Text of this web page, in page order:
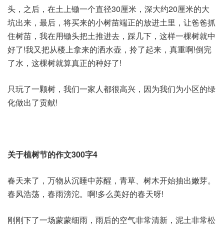
头，之后，在土上锄一个直径30厘米，深大约20厘米的大
坑出来，最后，将买来的小树苗端正的放进土里，让爸爸抓
住树苗，我在用锄头把土推进去，踩几下，这样一棵树就中
好了!我又把从楼上拿来的洒水壶，拎了起来，真重啊!倒完
了水，这棵树就算真正的种好了!
只玩了一颗树，我们一家人都很高兴，因为我们为小区的绿
化做出了贡献!
关于植树节的作文300字4
春天来了，万物从沉睡中苏醒，青草、树木开始抽出嫩芽。
春风浩荡，春雨滂沱。啊!多么美好的春天呀!
刚刚下了一场蒙蒙细雨，雨后的空气非常清新，泥土非常松